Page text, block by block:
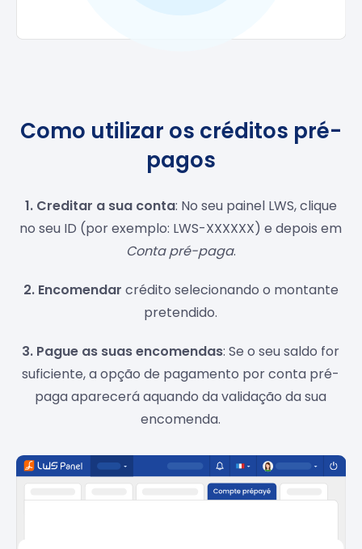
Como utilizar os créditos pré-
pagos
1. Creditar a sua conta: No seu painel LWS, clique
no seu ID (por exemplo: LWS-XXXXXX) e depois em
Conta pré-paga.
2. Encomendar crédito selecionando o montante
pretendido.
3. Pague as suas encomendas: Se o seu saldo for
suficiente, a opção de pagamento por conta pré-
paga aparecerá aquando da validação da sua
encomenda.